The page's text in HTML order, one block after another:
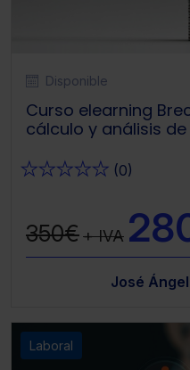
Disponible
Curso elearning
cálculo y análisis
★★★★★ (0)
350€+ IVA
José
Laboral